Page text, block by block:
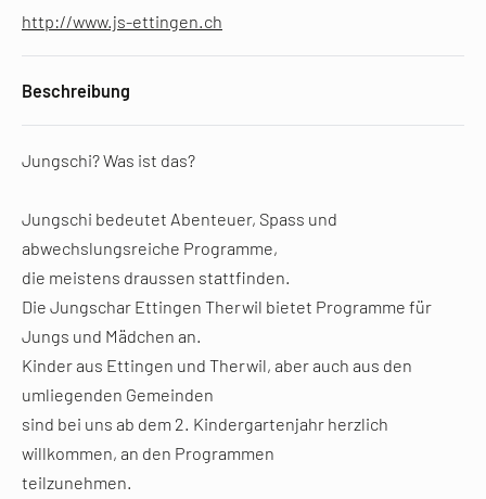
http://www.js-ettingen.ch
Beschreibung
Jungschi? Was ist das?
Jungschi bedeutet Abenteuer, Spass und
abwechslungsreiche Programme,
die meistens draussen stattfinden.
Die Jungschar Ettingen Therwil bietet Programme für
Jungs und Mädchen an.
Kinder aus Ettingen und Therwil, aber auch aus den
umliegenden Gemeinden
sind bei uns ab dem 2. Kindergartenjahr herzlich
willkommen, an den Programmen
teilzunehmen.